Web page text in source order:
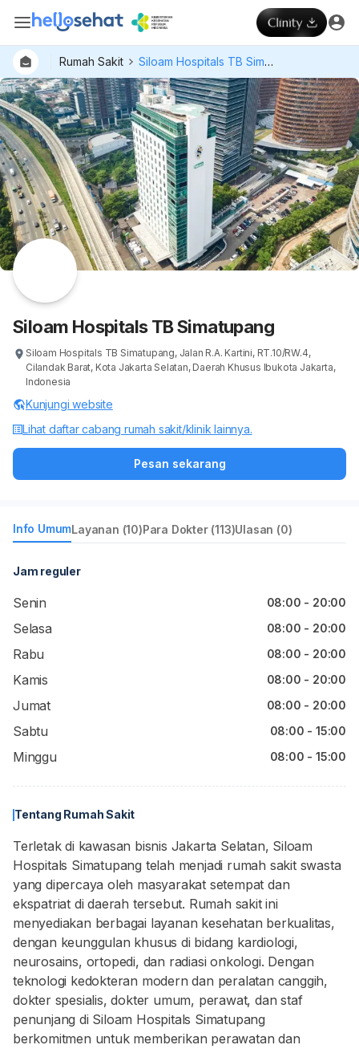
Rumah Sakit Siloam Hospitals TB Simatupang
Siloam Hospitals TB Simatupang
Siloam Hospitals TB Simatupang, Jalan R.A. Kartini, RT.10/RW.4,
Cilandak Barat, Kota Jakarta Selatan, Daerah Khusus Ibukota Jakarta,
Indonesia
Kunjungi website
Lihat daftar cabang rumah sakit/klinik lainnya.
Pesan sekarang
Info UmumLayanan (10)Para Dokter (113)Ulasan (0)
Jam reguler
Senin 08:00 - 20:00
Selasa 08:00 - 20:00
Rabu 08:00 - 20:00
Kamis 08:00 - 20:00
Jumat 08:00 - 20:00
Sabtu 08:00 - 15:00
Minggu 08:00 - 15:00
Tentang Rumah Sakit
Terletak di kawasan bisnis Jakarta Selatan, Siloam
Hospitals Simatupang telah menjadi rumah sakit swasta
yang dipercaya oleh masyarakat setempat dan
ekspatriat di daerah tersebut. Rumah sakit ini
menyediakan berbagai layanan kesehatan berkualitas,
dengan keunggulan khusus di bidang kardiologi,
neurosains, ortopedi, dan radiasi onkologi. Dengan
teknologi kedokteran modern dan peralatan canggih,
dokter spesialis, dokter umum, perawat, dan staf
penunjang di Siloam Hospitals Simatupang
berkomitmen untuk memberikan perawatan dan
Hospital